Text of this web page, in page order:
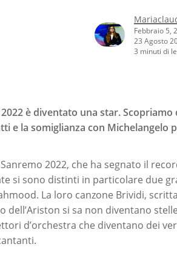
Febbraio 5,
23 Agosto
3 minuti di
è diventato una star.
e la somiglianza con Michelangelo
2022, che ha segnato il
si sono distinti in particolare due
La loro canzone Brividi,
dell’Ariston si sa non diventano
d’orchestra che diventano dei